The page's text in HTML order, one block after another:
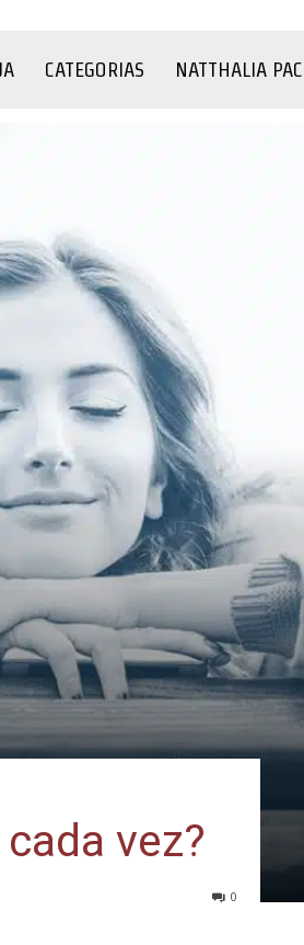
CATEGORIAS NATTHALIA
vez?
0